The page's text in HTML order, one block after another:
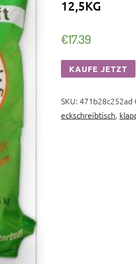
12,5KG
€17.39
KAUFE JETZT
SKU:471b28c252ad
eckschreibtisch,